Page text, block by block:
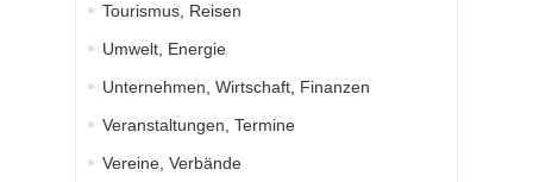
Tourismus, Reisen
Umwelt, Energie
Unternehmen, Wirtschaft, Finanzen
Veranstaltungen, Termine
Vereine, Verbände